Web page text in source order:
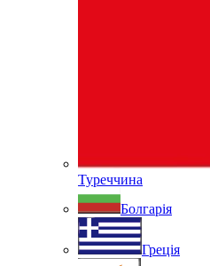
Туреччина
Болгарія
Греція